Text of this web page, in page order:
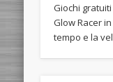
Giochi
Glow Racer
tempo e la